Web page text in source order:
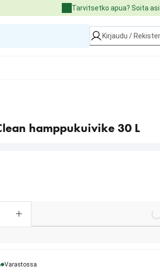
Tarvitsetko apua? Soita
Kirjaudu /
hamppukuivike 30 L
Loading...
Varastossa